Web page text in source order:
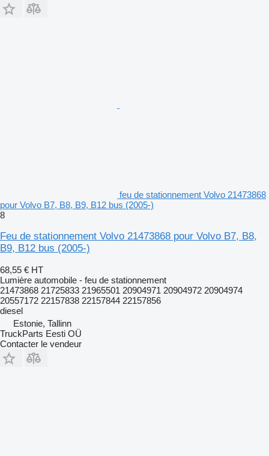
feu de stationnement Volvo 21473868
pour Volvo B7, B8, B9, B12 bus (2005-)
8
Feu de stationnement Volvo 21473868 pour Volvo B7, B8,
B9, B12 bus (2005-)
68,55 € HT
Lumière automobile - feu de stationnement
21473868 21725833 21965501 20904971 20904972 20904974
20557172 22157838 22157844 22157856
diesel
Estonie, Tallinn
TruckParts Eesti OÜ
Contacter le vendeur